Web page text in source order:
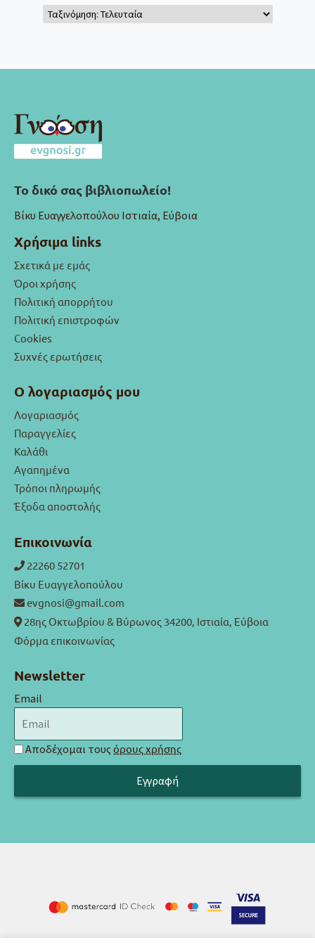
Το δικό σας βιβλιοπωλείο!
Βίκυ Ευαγγελοπούλου Ιστιαία, Εύβοια
Χρήσιμα links
Σχετικά με εμάς
Όροι χρήσης
Πολιτική απορρήτου
Πολιτική επιστροφών
Cookies
Συχνές ερωτήσεις
Ο λογαριασμός μου
Λογαριασμός
Παραγγελίες
Καλάθι
Αγαπημένα
Τρόποι πληρωμής
Έξοδα αποστολής
Επικοινωνία
22260 52701
Βίκυ Ευαγγελοπούλου
evgnosi@gmail.com
28ης Οκτωβρίου & Βύρωνος 34200, Ιστιαία, Εύβοια
Φόρμα επικοινωνίας
Newsletter
Email
Αποδέχομαι τους όρους χρήσης